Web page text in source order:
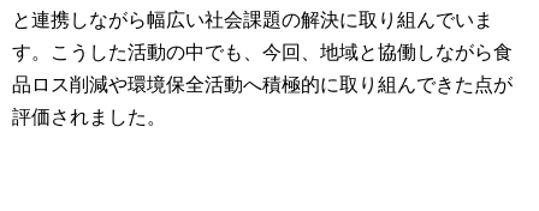
と連携しながら幅広い社会課題の解決に取り組んでいま
す。こうした活動の中でも、今回、地域と協働しながら食
品ロス削減や環境保全活動へ積極的に取り組んできた点が
評価されました。